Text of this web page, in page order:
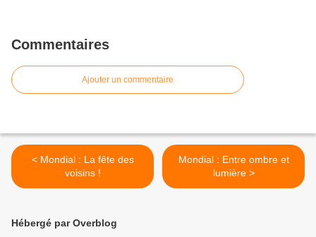
Commentaires
Ajouter un commentaire
< Mondial : La fête des
voisins !
Mondial : Entre ombre et
lumière >
Hébergé par Overblog